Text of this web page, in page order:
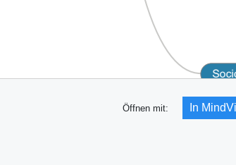
Öffnen mit: In